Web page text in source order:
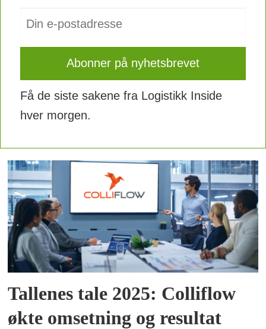
Få de siste sakene fra Logistikk Inside
hver morgen.
Tallenes tale 2025: Colliflow
økte omsetning og resultat